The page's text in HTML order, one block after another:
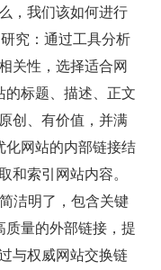
，我们该如何进行
究：通过工具分析
关性，选择适合网
标题、描述、正文
创、有价值，并满
化网站的内部链接结
和索引网站内容。
洁明了，包含关键
量的外部链接，提
与权威网站交换链